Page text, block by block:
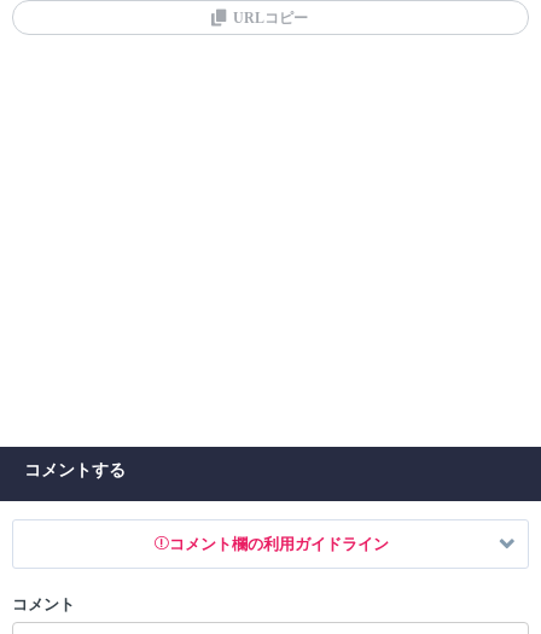
URLコピー
コメントする
コメント欄の利用ガイドライン
以下の書き込みを禁止とし、場合によってはコメント削除や書き込み制
コメント